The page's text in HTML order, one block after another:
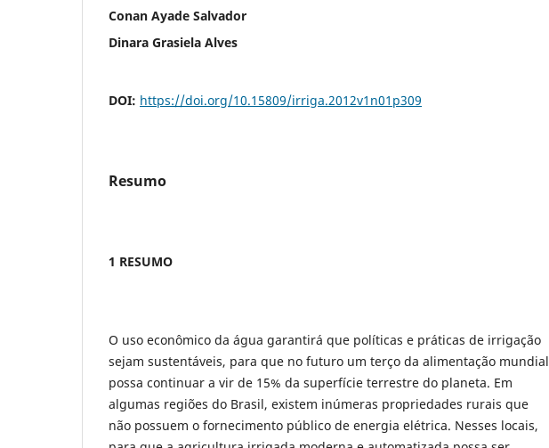
Conan Ayade Salvador
Dinara Grasiela Alves
DOI: https://doi.org/10.15809/irriga.2012v1n01p309
Resumo
1 RESUMO
O uso econômico da água garantirá que políticas e práticas de irrigação
sejam sustentáveis, para que no futuro um terço da alimentação mundial
possa continuar a vir de 15% da superfície terrestre do planeta. Em
algumas regiões do Brasil, existem inúmeras propriedades rurais que
não possuem o fornecimento público de energia elétrica. Nesses locais,